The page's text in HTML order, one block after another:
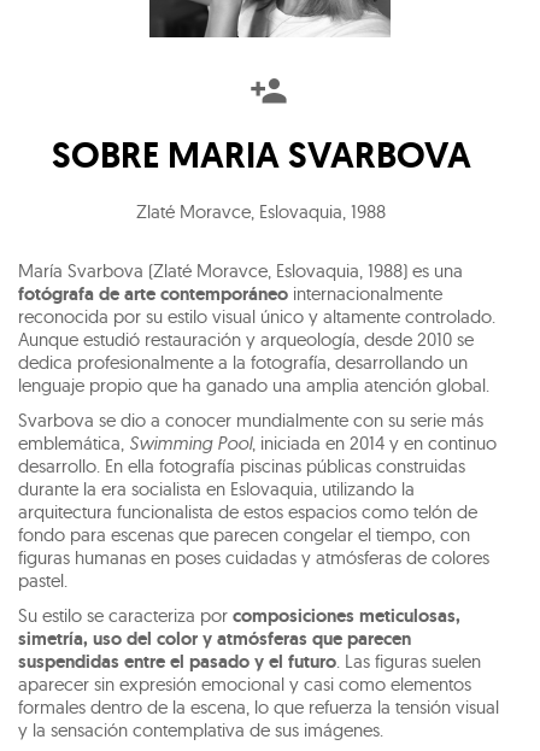
SOBRE MARIA SVARBOVA
Zlaté Moravce, Eslovaquia 1988
María Svarbova (Zlaté Moravce, Eslovaquia, 1988) es una
fotógrafa de arte contemporáneo internacionalmente
reconocida por su estilo visual único y altamente controlado.
Aunque estudió restauración y arqueología, desde 2010 se
dedica profesionalmente a la fotografía, desarrollando un
lenguaje propio que ha ganado una amplia atención global.
Svarbova se dio a conocer mundialmente con su serie más
emblemática, Swimming Pool, iniciada en 2014 y en continuo
desarrollo. En ella fotografía piscinas públicas construidas
durante la era socialista en Eslovaquia, utilizando la
arquitectura funcionalista de estos espacios como telón de
fondo para escenas que parecen congelar el tiempo, con
figuras humanas en poses cuidadas y atmósferas de colores
pastel.
Su estilo se caracteriza por composiciones meticulosas,
simetría, uso del color y atmósferas que parecen
suspendidas entre el pasado y el futuro . Las figuras suelen
aparecer sin expresión emocional y casi como elementos
formales dentro de la escena, lo que refuerza la tensión visual
y la sensación contemplativa de sus imágenes.